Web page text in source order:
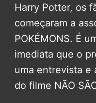
Harry Potter, os
começaram a
POKÉMONS. É
imediata que o
uma entrevista e
do filme NÃO